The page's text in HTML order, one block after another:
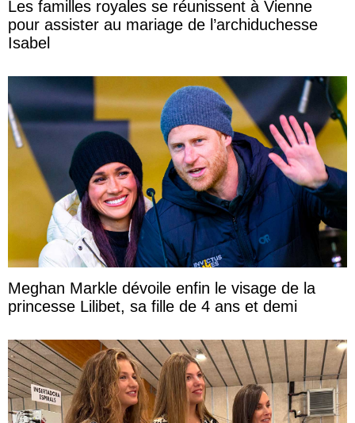
Les familles royales se réunissent à Vienne
pour assister au mariage de l’archiduchesse
Isabel
Meghan Markle dévoile enfin le visage de la
princesse Lilibet, sa fille de 4 ans et demi